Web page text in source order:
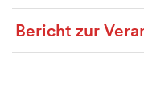
Bericht zur